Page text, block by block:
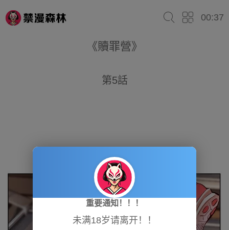
00:37
《贖罪營》
第5話
重要通知！！！
未满18岁请离开！！